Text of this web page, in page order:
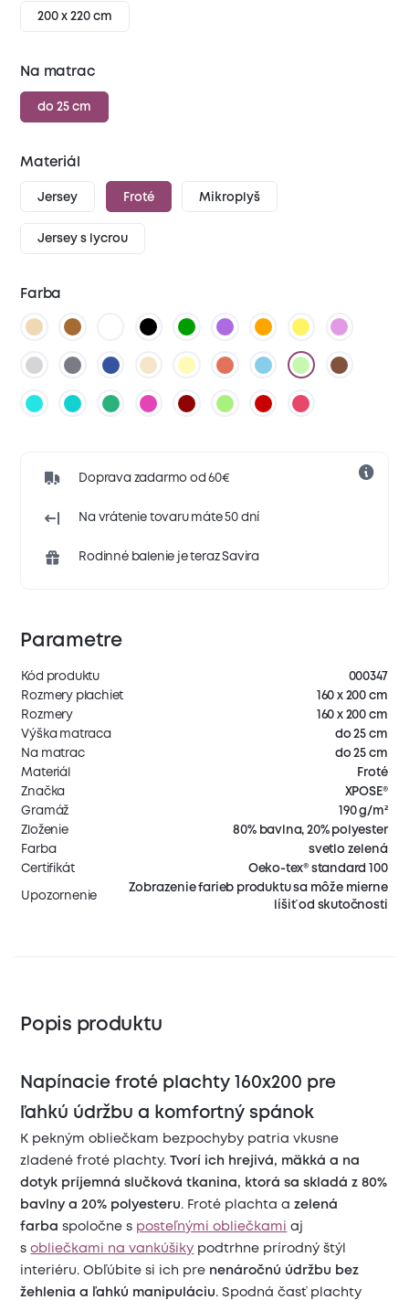
200 x 220 cm
Na matrac
do 25 cm
Materiál
Jersey Froté Mikroplyš
Jersey s lycrou
Farba
Doprava zadarmo od 60€
Na vrátenie tovaru máte 50 dní
Rodinné balenie je teraz Savira
Parametre
Kód produktu
000347
Rozmery plachiet
160 x 200 cm
Rozmery
160 x 200 cm
Výška matraca
do 25 cm
Na matrac
do 25 cm
Materiál
Froté
Značka
XPOSE®
Gramáž
190 g/m²
Zloženie
80% bavlna, 20% polyester
Farba
svetlo zelená
Certifikát
Oeko-tex® standard 100
Upozornenie
Zobrazenie farieb produktu sa môže mierne
líšiť od skutočnosti
Popis produktu
Napínacie froté plachty 160x200 pre
ľahkú údržbu a komfortný spánok
K pekným obliečkam bezpochyby patria vkusne
zladené froté plachty.Tvorí ich hrejivá, mäkká a na
dotyk príjemná slučková tkanina, ktorá sa skladá z 80%
bavlny a 20% polyesteru. Froté plachta azelená
farbaspoločne s posteľnými obliečkami aj
sobliečkami na vankúšiky podtrhne prírodný štýl
interiéru. Obľúbite si ich pre nenáročnú údržbu bez
žehlenia a ľahkú manipuláciu. Spodná časť plachty